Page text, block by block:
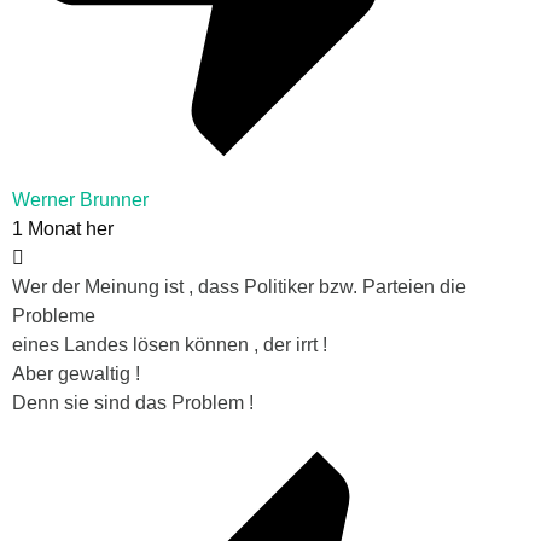
Werner Brunner
1 Monat her
Wer der Meinung ist , dass Politiker bzw. Parteien die
Probleme
eines Landes lösen können , der irrt !
Aber gewaltig !
Denn sie sind das Problem !